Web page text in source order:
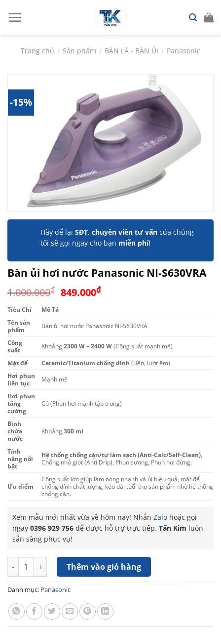
đến
Trang chủ / Sản phẩm / BÀN LÀ - BÀN ỦI / Panasonic
-15%
Hãy để lại SĐT, chuyên viên tư vấn của chúng
tôi sẽ gọi ngay cho bạn miễn phí!
Bàn ủi hơi nước Panasonic NI-S630VRA
1.000.000₫ Giá
1.000.000₫.
849.000₫Giá
là:
Tiêu Chí
Mô Tả
Tên sản
phẩm
Bàn ủi hơi nước Panasonic NI-S630VRA
Công
suất
Khoảng2300 W – 2400 W(Công suất mạnh mẽ)
Mặt đế Ceramic/Titanium chống dính (Bền, lướt êm)
Hơi phun
liên tục
Mạnh mẽ
Hơi phun
tăng
cường
Có (Phun hơi mạnh tập trung)
Bình
chứa
nước
Khoảng300 ml
Tính
năng nổi
bật
Hệ thống chống cặn/tự làm sạch (Anti-Calc/Self-Clean),
Chống nhỏ giọt (Anti Drip), Phun sương, Phun hơi đứng.
Ưu điểm
Công suất lớn giúp làm nóng nhanh và ủi hiệu quả, mặt đế
chống dính chất lượng, kéo dài tuổi thọ sản phẩm nhờ hệ thống
chống cặn.
Xem mẫu mới nhất vừa về hôm nay! Nhắn Zalo hoặc gọi
ngay 0396 929 756 để được hỗ trợ trực tiếp. Tấn Kim luôn
sẵn sàng phục vụ!
Bàn ủi hơi nước Panasonic NI-S630VRA số lượng
Thêm vào giỏ hàng
Danh mục: Panasonic